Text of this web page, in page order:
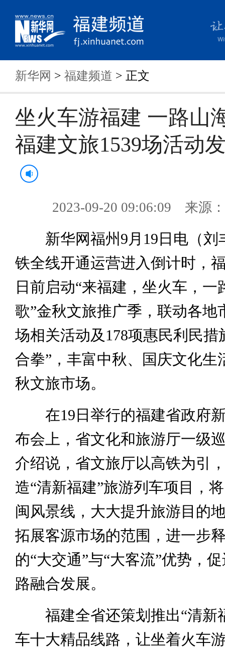
新华网 > 福建频道 > 正文
坐火车游福建 一路山
福建文旅1539场活动
2023-09-20 09:06:09 来源
新华网福州9月19日电（刘
铁全线开通运营进入倒计时，
日前启动“来福建，坐火车，一
歌”金秋文旅推广季，联动各地
场相关活动及178项惠民利民措
合拳”，丰富中秋、国庆文化生
秋文旅市场。
在19日举行的福建省政府新
布会上，省文化和旅游厅一级
介绍说，省文旅厅以高铁为引
造“清新福建”旅游列车项目，
闽风景线，大大提升旅游目的
拓展客源市场的范围，进一步
的“大交通”与“大客流”优势，
路融合发展。
福建全省还策划推出“清新
车十大精品线路，让坐着火车